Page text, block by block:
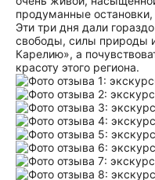
продуманные
Эти три дня дали
свободы, силы природы
Карелию», а
красоту этого региона.